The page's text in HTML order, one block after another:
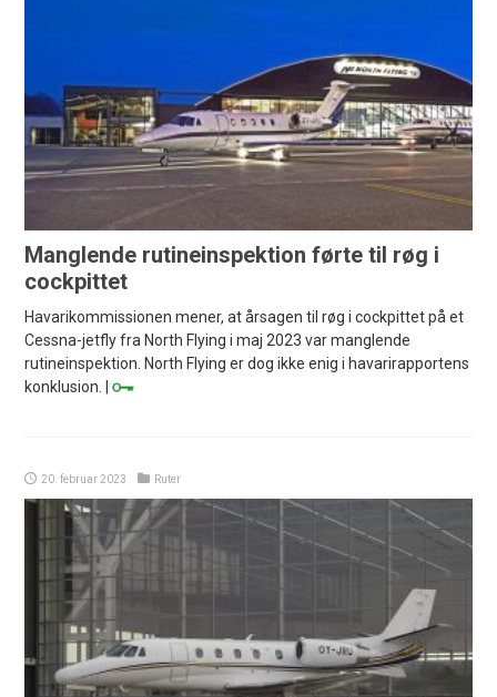
Manglende rutineinspektion førte til røg i
cockpittet
Havarikommissionen mener, at årsagen til røg i cockpittet på et
Cessna-jetfly fra North Flying i maj 2023 var manglende
rutineinspektion. North Flying er dog ikke enig i havarirapportens
konklusion. |
20. februar 2023 Ruter